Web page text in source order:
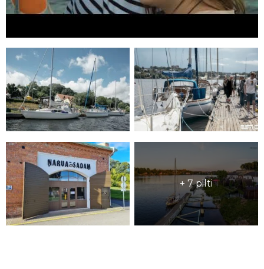
+ 7 pilti